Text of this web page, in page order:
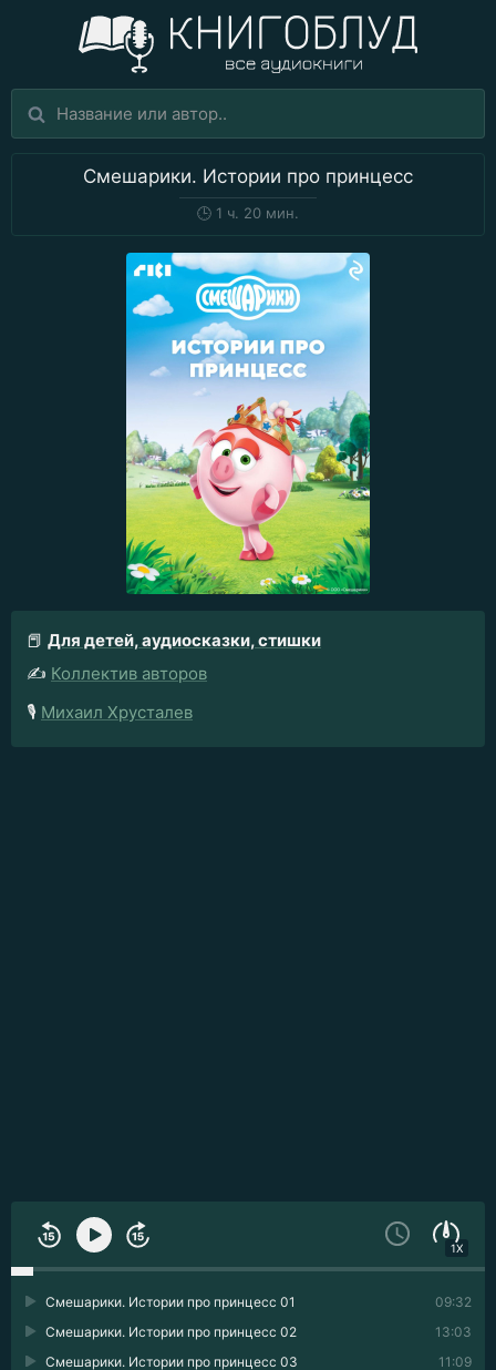
Смешарики. Истории про принцесс
🕒 1 ч. 20 мин.
📕 Для детей, аудиосказки, стишки
✍️ Коллектив авторов
🎙️ Михаил Хрусталев
1X
09:32
Смешарики. Истории про принцесс 01
13:03
Смешарики. Истории про принцесс 02
11:09
Смешарики. Истории про принцесс 03